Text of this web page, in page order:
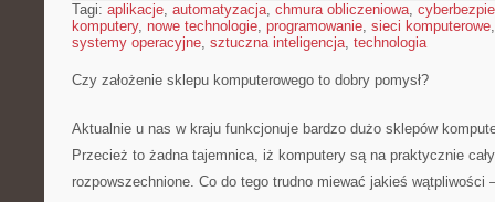
Tagi: aplikacje, automatyzacja, chmura obliczeniowa,
komputery, nowe technologie, programowanie, sieci komputerowe
systemy operacyjne, sztuczna inteligencja, technologia
Czy założenie sklepu komputerowego to dobry pomysł?
Aktualnie u nas w kraju funkcjonuje bardzo dużo sklepów
Przecież to żadna tajemnica, iż komputery są na praktycznie
rozpowszechnione. Co do tego trudno miewać jakieś wątpliwości